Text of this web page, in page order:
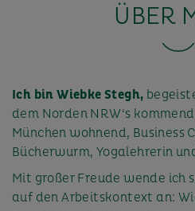
ÜBER
Ich bin Wiebke Stegh,
dem Norden NRW‘s
München wohnend, Business
Bücherwurm, Yogalehrerin
Mit großer Freude wende ich
auf den Arbeitskontext an: